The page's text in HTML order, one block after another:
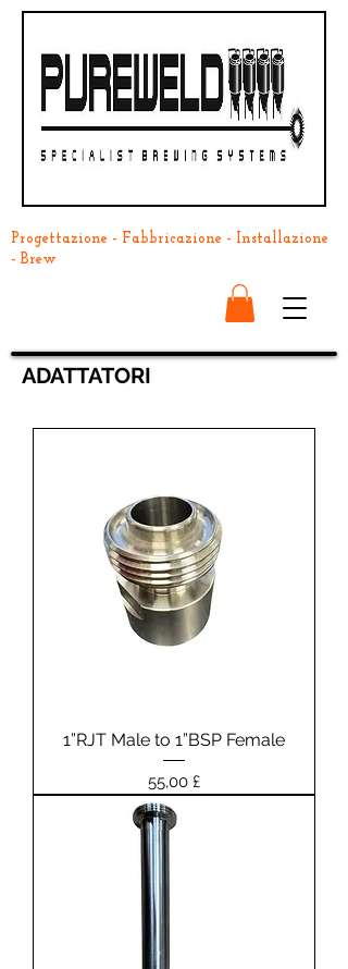
Progettazione - Fabbricazione - Installazione
- Brew
ADATTATORI
1”RJT Male to 1”BSP Female
Prezzo
55,00 £